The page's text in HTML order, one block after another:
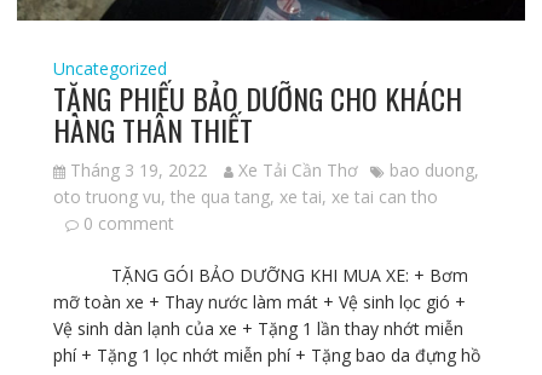
Uncategorized
TẶNG PHIẾU BẢO DƯỠNG CHO KHÁCH
HÀNG THÂN THIẾT
Tháng 3 19, 2022 Xe Tải Cần Thơ bao duong,
oto truong vu, the qua tang, xe tai, xe tai can tho
0 comment
TẶNG GÓI BẢO DƯỠNG KHI MUA XE: + Bơm
mỡ toàn xe + Thay nước làm mát + Vệ sinh lọc gió +
Vệ sinh dàn lạnh của xe + Tặng 1 lần thay nhớt miễn
phí + Tặng 1 lọc nhớt miễn phí + Tặng bao da đựng hồ